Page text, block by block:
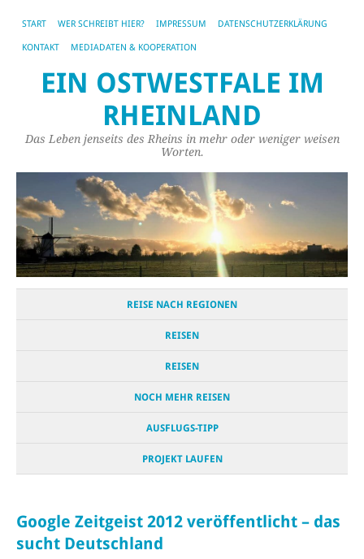
START WER SCHREIBT HIER? IMPRESSUM DATENSCHUTZERKLÄRUNG
KONTAKT MEDIADATEN & KOOPERATION
EIN OSTWESTFALE IM
RHEINLAND
Das Leben jenseits des Rheins in mehr oder weniger weisen
Worten.
REISE NACH REGIONEN
REISEN
REISEN
NOCH MEHR REISEN
AUSFLUGS-TIPP
PROJEKT LAUFEN
Google Zeitgeist 2012 veröffentlicht – das
sucht Deutschland